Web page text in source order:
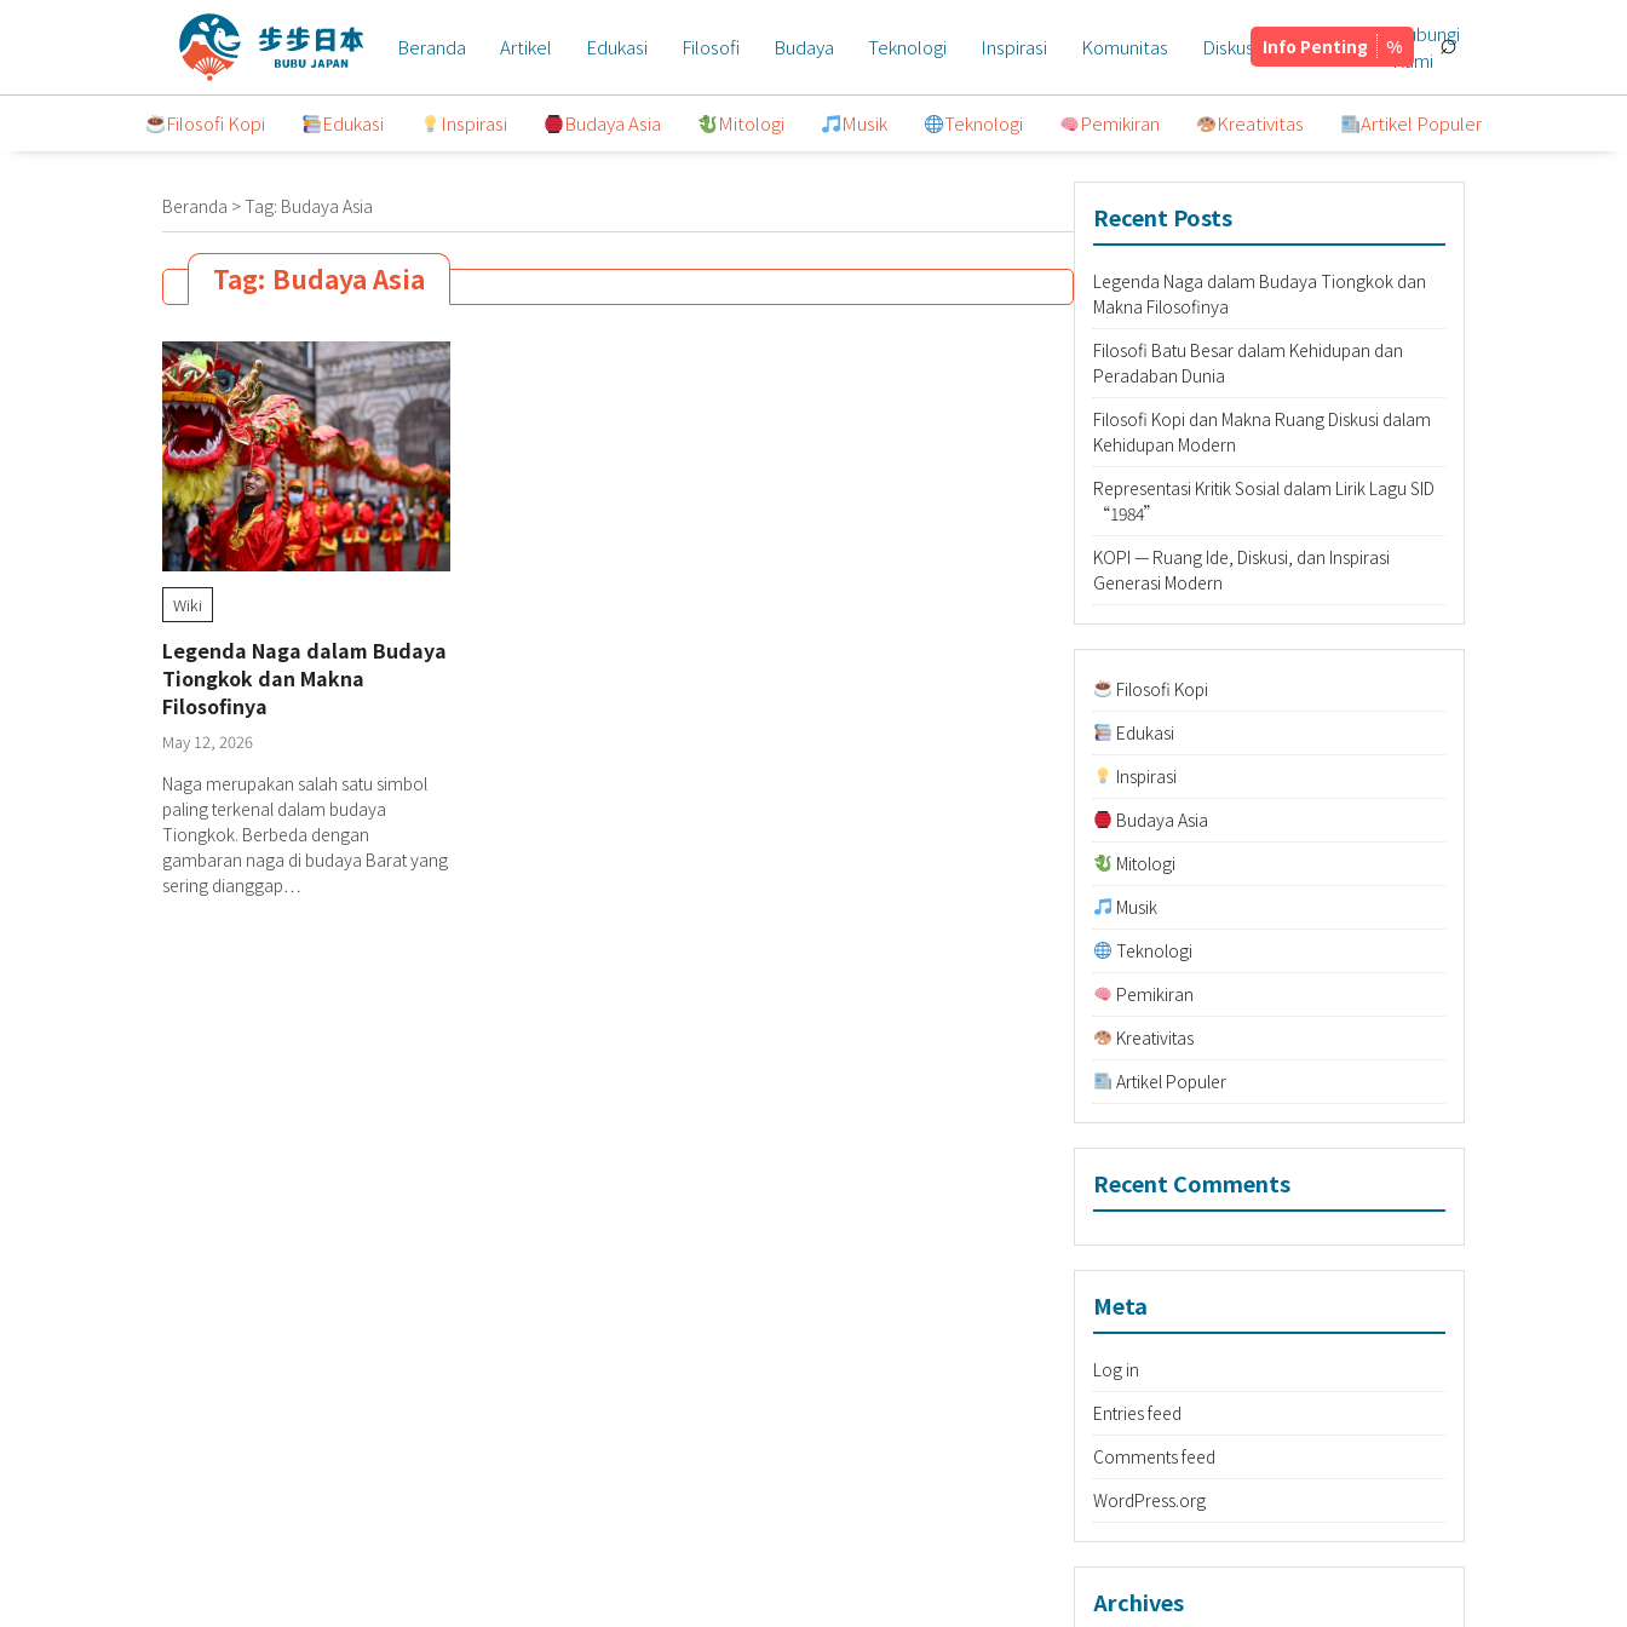
Beranda Artikel Edukasi Filosofi Budaya Teknologi Inspirasi Komunitas Diskusi Tentang
Hubungi
Kami
⌕
Info Penting
Filosofi Kopi Edukasi Inspirasi Budaya Asia Mitologi Musik Teknologi Pemikiran Kreativitas Artikel Populer
Beranda > Tag: Budaya Asia
Tag: Budaya Asia
Wiki
Legenda Naga dalam Budaya
Tiongkok dan Makna
Filosofinya
May 12, 2026
Naga merupakan salah satu simbol
paling terkenal dalam budaya
Tiongkok. Berbeda dengan
gambaran naga di budaya Barat yang
sering dianggap…
Recent Posts
Legenda Naga dalam Budaya Tiongkok dan
Makna Filosofinya
Filosofi Batu Besar dalam Kehidupan dan
Peradaban Dunia
Filosofi Kopi dan Makna Ruang Diskusi dalam
Kehidupan Modern
Representasi Kritik Sosial dalam Lirik Lagu SID
“1984”
KOPI — Ruang Ide, Diskusi, dan Inspirasi
Generasi Modern
Filosofi Kopi
Edukasi
Inspirasi
Budaya Asia
Mitologi
Musik
Teknologi
Pemikiran
Kreativitas
Artikel Populer
Recent Comments
Meta
Log in
Entries feed
Comments feed
WordPress.org
Archives